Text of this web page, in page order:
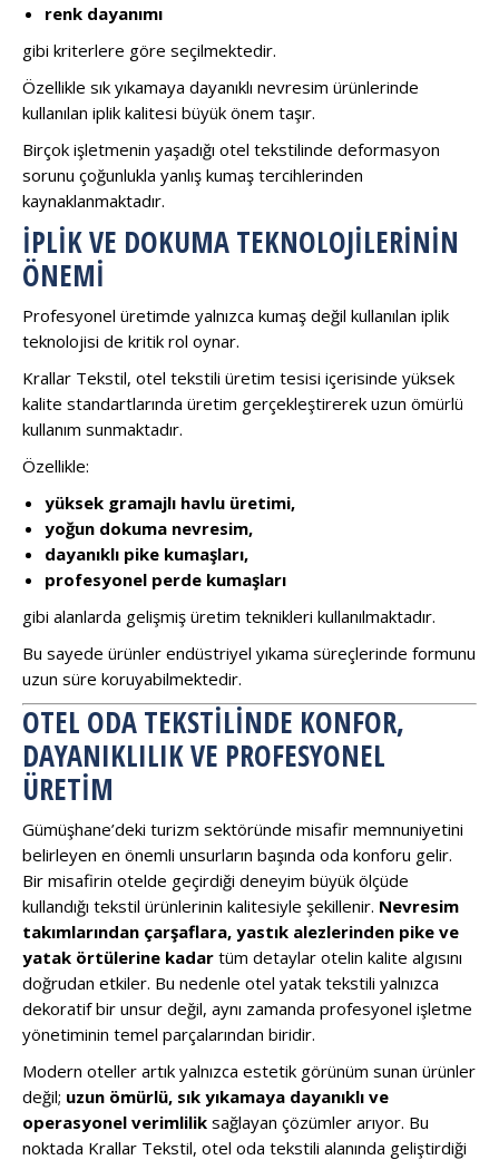
renk dayanımı
gibi kriterlere göre seçilmektedir.
Özellikle sık yıkamaya dayanıklı nevresim ürünlerinde
kullanılan iplik kalitesi büyük önem taşır.
Birçok işletmenin yaşadığı otel tekstilinde deformasyon
sorunu çoğunlukla yanlış kumaş tercihlerinden
kaynaklanmaktadır.
İPLIK VE DOKUMA TEKNOLOJILERININ
ÖNEMI
Profesyonel üretimde yalnızca kumaş değil kullanılan iplik
teknolojisi de kritik rol oynar.
Krallar Tekstil, otel tekstili üretim tesisi içerisinde yüksek
kalite standartlarında üretim gerçekleştirerek uzun ömürlü
kullanım sunmaktadır.
Özellikle:
yüksek gramajlı havlu üretimi,
yoğun dokuma nevresim,
dayanıklı pike kumaşları,
profesyonel perde kumaşları
gibi alanlarda gelişmiş üretim teknikleri kullanılmaktadır.
Bu sayede ürünler endüstriyel yıkama süreçlerinde formunu
uzun süre koruyabilmektedir.
OTEL ODA TEKSTILINDE KONFOR,
DAYANIKLILIK VE PROFESYONEL
ÜRETIM
Gümüşhane’deki turizm sektöründe misafir memnuniyetini
belirleyen en önemli unsurların başında oda konforu gelir.
Bir misafirin otelde geçirdiği deneyim büyük ölçüde
kullandığı tekstil ürünlerinin kalitesiyle şekillenir. Nevresim
takımlarından çarşaflara, yastık alezlerinden pike ve
yatak örtülerine kadar tüm detaylar otelin kalite algısını
doğrudan etkiler. Bu nedenle otel yatak tekstili yalnızca
dekoratif bir unsur değil, aynı zamanda profesyonel işletme
yönetiminin temel parçalarından biridir.
Modern oteller artık yalnızca estetik görünüm sunan ürünler
değil; uzun ömürlü, sık yıkamaya dayanıklı ve
operasyonel verimlilik sağlayan çözümler arıyor. Bu
noktada Krallar Tekstil, otel oda tekstili alanında geliştirdiği